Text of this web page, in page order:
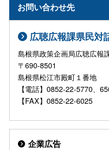
お問い合わせ先
広聴広報課県民対
島根県政策企画局広聴広報
〒690-8501
島根県松江市殿町１番
【電話】0852-22-5770、
【FAX】0852-22-6025
企業広告